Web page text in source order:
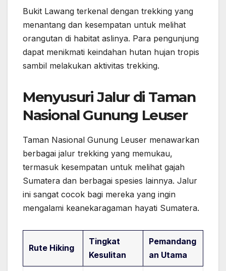
Bukit Lawang terkenal dengan trekking yang
menantang dan kesempatan untuk melihat
orangutan di habitat aslinya. Para pengunjung
dapat menikmati keindahan hutan hujan tropis
sambil melakukan aktivitas trekking.
Menyusuri Jalur di Taman
Nasional Gunung Leuser
Taman Nasional Gunung Leuser menawarkan
berbagai jalur trekking yang memukau,
termasuk kesempatan untuk melihat gajah
Sumatera dan berbagai spesies lainnya. Jalur
ini sangat cocok bagi mereka yang ingin
mengalami keanekaragaman hayati Sumatera.
Rute Hiking
Tingkat
Kesulitan
Pemandang
an Utama